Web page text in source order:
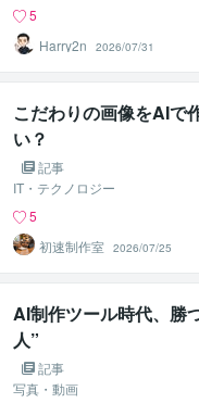
5
Harry2n
2026/07/31
こだわりの画像をAIで
い？
記事
IT・テクノロジー
5
初速制作室 2026/07/25
AI制作ツール時代、勝
人”
記事
写真・動画